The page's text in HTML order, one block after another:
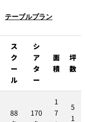
テーブルプラン
ス
ク
ー
ル
シ
ア
タ
ー
面
積
坪
数
88
170
1
7
5
1